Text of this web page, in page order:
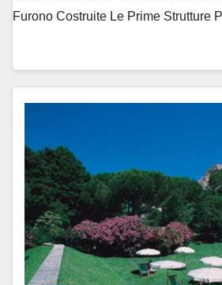
Furono Costruite Le Prime Strutture